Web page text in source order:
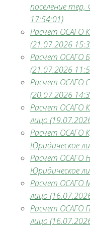
поселение тер,
17:54:01)
Расчет ОСАГО
(21.07.2026
Расчет ОСАГО
(21.07.2026
Расчет ОСАГО
(20.07.2026
Расчет ОСАГО
лицо
Расчет ОСАГО
Юридическое
Расчет ОСАГО
Юридическое
Расчет ОСАГО
лицо
Расчет ОСАГО
лицо